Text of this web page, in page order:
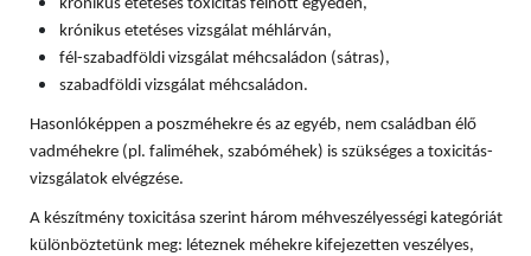
krónikus etetéses toxicitás felnőtt egyeden,
krónikus etetéses vizsgálat méhlárván,
fél-szabadföldi vizsgálat méhcsaládon (sátras),
szabadföldi vizsgálat méhcsaládon.
Hasonlóképpen a poszméhekre és az egyéb, nem családban élő
vadméhekre (pl. faliméhek, szabóméhek) is szükséges a toxicitás-
vizsgálatok elvégzése.
A készítmény toxicitása szerint három méhveszélyességi kategóriát
különböztetünk meg: léteznek méhekre kifejezetten veszélyes,